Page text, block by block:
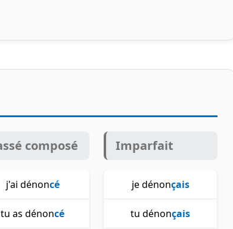
composé
j'ai dénoncé
tu as dénoncé
Imparfait
je dénonçais
tu dénonçais